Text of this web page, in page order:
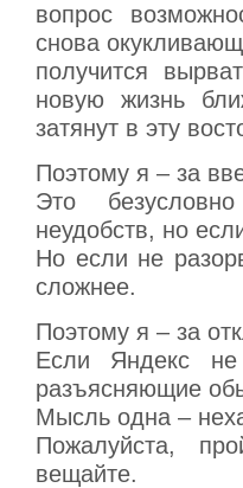
вопрос
снова
получится
новую жизнь
затянут в эту
Поэтому я – за
Это
неудобств, но
Но если не
сложнее.
Поэтому я – за
Если Яндекс не
разъясняющие
Мысль одна –
Пожалуйста,
вещайте.